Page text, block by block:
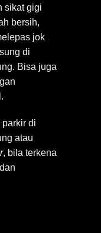
sikat gigi
bersih,
jok
di
Bisa juga
parkir di
atau
, bila terkena